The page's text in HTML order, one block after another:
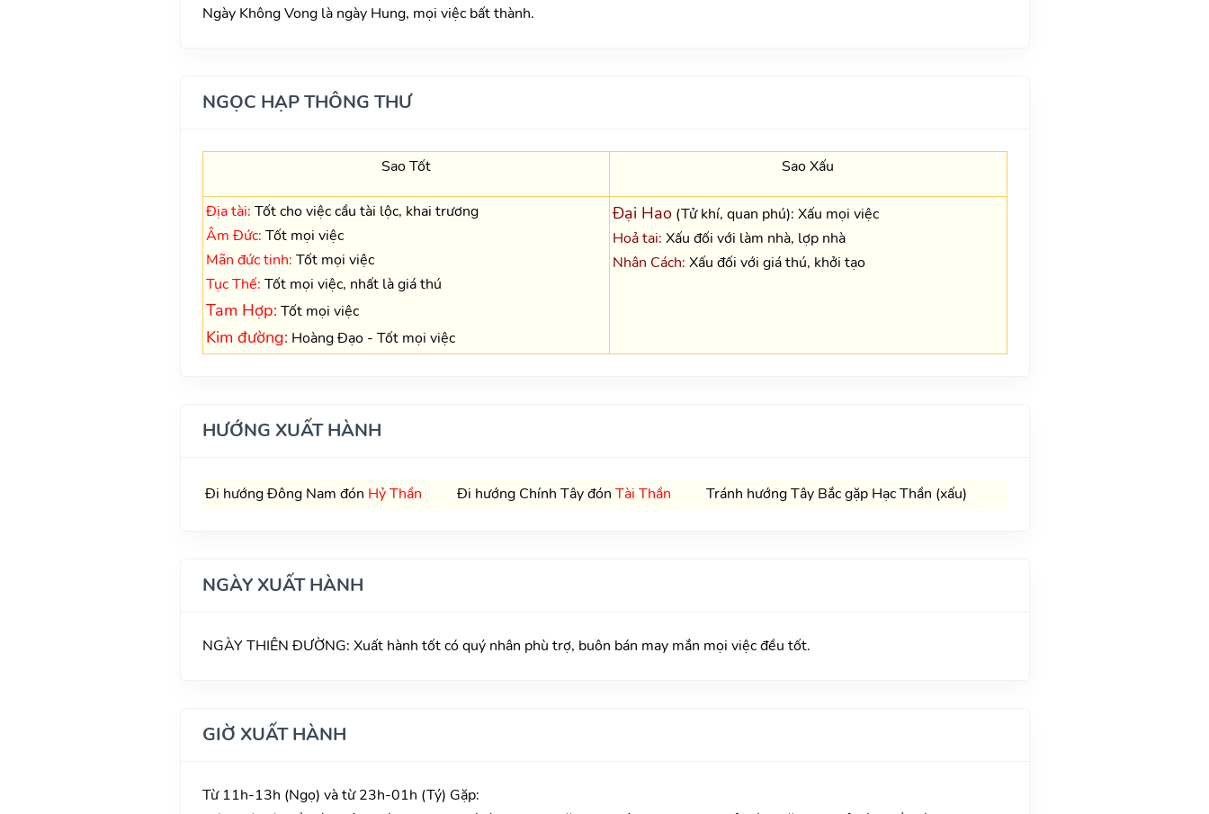
Ngày Không Vong là ngày Hung, mọi việc bất thành.
NGỌC HẠP THÔNG THƯ
Sao Tốt Sao Xấu
Địa tài: Tốt cho việc cầu tài lộc, khai trương
Âm Đức: Tốt mọi việc
Mãn đức tinh: Tốt mọi việc
Tục Thế: Tốt mọi việc, nhất là giá thú
Tam Hợp: Tốt mọi việc
Kim đường: Hoàng Đạo - Tốt mọi việc
Đại Hao(Tử khí, quan phú): Xấu mọi việc
Hoả tai: Xấu đối với làm nhà, lợp nhà
Nhân Cách: Xấu đối với giá thú, khởi tạo
HƯỚNG XUẤT HÀNH
Đi hướng Đông Nam đón Hỷ Thần Đi hướng Chính Tây đón Tài Thần Tránh hướng Tây Bắc gặp Hạc Thần (xấu)
NGÀY XUẤT HÀNH
NGÀY THIÊN ĐƯỜNG: Xuất hành tốt có quý nhân phù trợ, buôn bán may mắn mọi việc đều tốt.
GIỜ XUẤT HÀNH
Từ 11h-13h (Ngọ) và từ 23h-01h (Tý) Gặp: